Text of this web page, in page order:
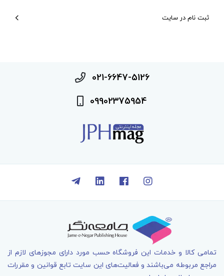
ثبت نام در سایت
021-6647-5126
09902375954
تمامی کالا و خدمات اين فروشگاه حسب مورد دارای مجوزهای لازم از
مراجع مربوطه می‌باشند و فعاليت‌های اين سايت تابع قوانين و مقررات